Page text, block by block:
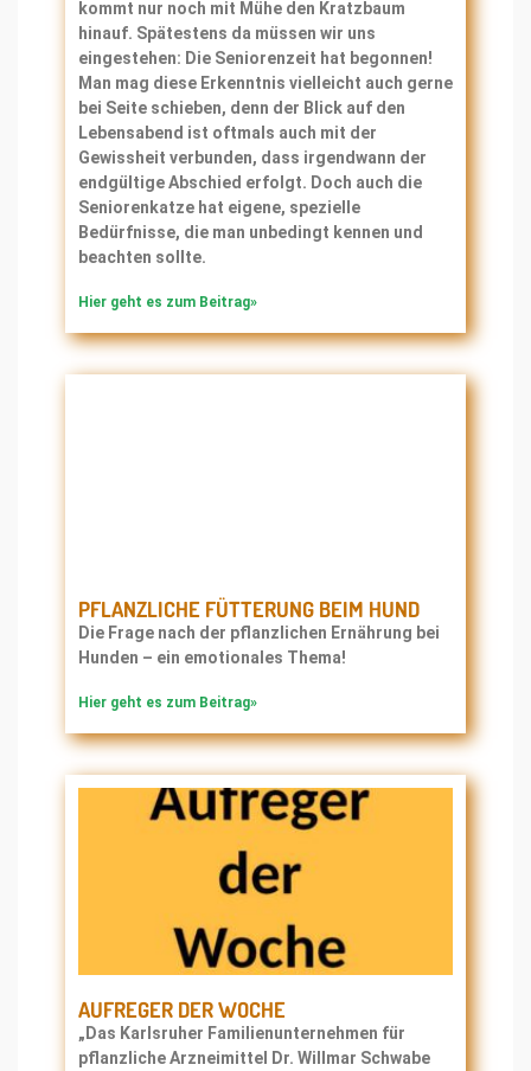
kommt nur noch mit Mühe den Kratzbaum
hinauf. Spätestens da müssen wir uns
eingestehen: Die Seniorenzeit hat begonnen!
Man mag diese Erkenntnis vielleicht auch gerne
bei Seite schieben, denn der Blick auf den
Lebensabend ist oftmals auch mit der
Gewissheit verbunden, dass irgendwann der
endgültige Abschied erfolgt. Doch auch die
Seniorenkatze hat eigene, spezielle
Bedürfnisse, die man unbedingt kennen und
beachten sollte.
Hier geht es zum Beitrag»
PFLANZLICHE FÜTTERUNG BEIM HUND
Die Frage nach der pflanzlichen Ernährung bei
Hunden – ein emotionales Thema!
Hier geht es zum Beitrag»
AUFREGER DER WOCHE
„Das Karlsruher Familienunternehmen für
pflanzliche Arzneimittel Dr. Willmar Schwabe